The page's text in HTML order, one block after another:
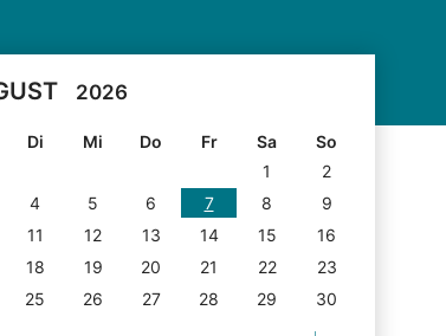
2026
Di Mi Do Fr Sa
So
1
2
4 5 6 7 8
9
11 12 13 14 15
16
18 19 20 21 22
23
25 26 27 28 29
30